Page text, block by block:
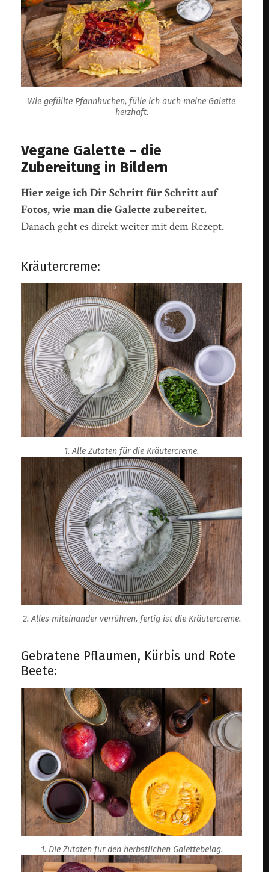
Wie gefüllte Pfannkuchen, fülle ich auch meine Galette
herzhaft.
Vegane Galette – die
Zubereitung in Bildern
Hier zeige ich Dir Schritt für Schritt auf
Fotos, wie man die Galette zubereitet.
Danach geht es direkt weiter mit dem Rezept.
Kräutercreme:
1. Alle Zutaten für die Kräutercreme.
2. Alles miteinander verrühren, fertig ist die Kräutercreme.
Gebratene Pflaumen, Kürbis und Rote
Beete:
1. Die Zutaten für den herbstlichen Galettebelag.